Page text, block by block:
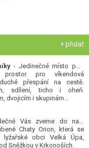
+ přidat
- Jedinečné místo pod
prostor pro víkendová
přespání na cestě.
sdílení, ticho i oheň.
dvojicím i skupinám...
Vás zveme do naší
Chaty Orion, která se
obci Velká Úpa,
Sněžkou v Krkonoších.